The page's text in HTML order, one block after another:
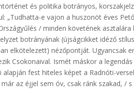
és politika botrányos,
„Tudhatta-e vajon a huszonöt éves
/ minden követének
botrányának (újságcikket idéző
elkötelezett) nézőpontját. Ugyancsak
Csokonaival. Ismét máskor a
alapján fest hiteles képet a Radnóti-
már az éjjel sem óv, csak ránk szakad,